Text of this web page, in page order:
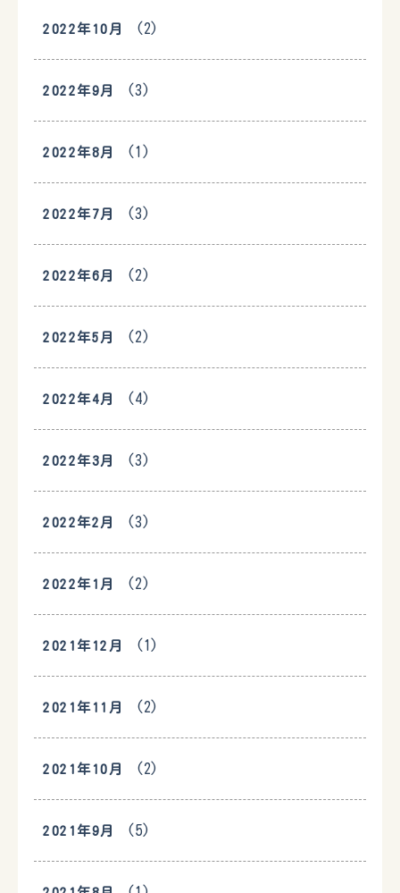
2022年10月 (2)
2022年9月 (3)
2022年8月 (1)
2022年7月 (3)
2022年6月 (2)
2022年5月 (2)
2022年4月 (4)
2022年3月 (3)
2022年2月 (3)
2022年1月 (2)
2021年12月 (1)
2021年11月 (2)
2021年10月 (2)
2021年9月 (5)